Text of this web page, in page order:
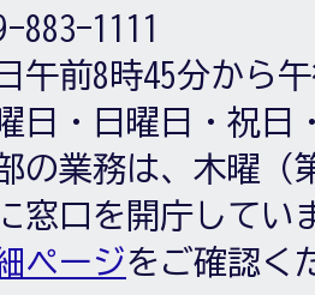
883-1111
午前8時45分から
日・日曜日・祝日
の業務は、木曜（
窓口を開庁してい
ページをご確認く